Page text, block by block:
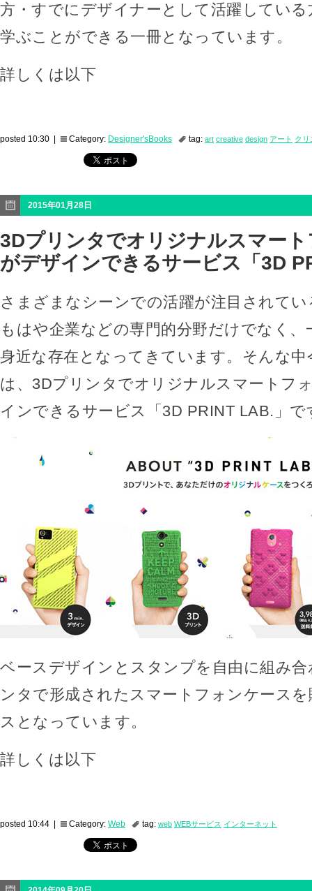
方・すでにデザイナーとして活躍してい
学ぶことができる一冊となっています。
詳しくは以下
posted 10:30 | Category: Designer'sBooks tag: art creative design アート クリ
2015年01月28日
3Dプリンタでオリジナルスマー
がデザインできるサービス「3D
さまざまなシーンでの活躍が注目されて
もはや企業などの専門的分野だけでなく、
身近な存在となってきています。そんな中
は、3Dプリンタでオリジナルスマートフ
インできるサービス「3D PRINT LAB.」で
ベースデザインとスタンプを自由に組み
ンタで形成されたスマートフォンケース
スとなっています。
詳しくは以下
posted 10:44 | Category: Web tag: web WEBサービス インターネット